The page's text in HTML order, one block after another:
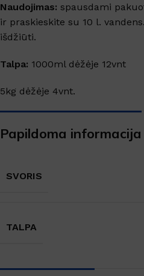
Naudojimas: spausdami
ir praskieskite su 10 l.
išdžiūti.
Talpa: 1000ml dėžėje 12vnt
5kg dėžėje 4vnt.
Papildoma informacija
SVORIS
TALPA